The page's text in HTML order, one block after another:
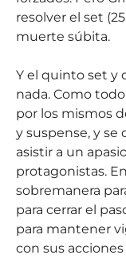
resolver el set
muerte súbita.
Y el quinto set y
nada. Como
por los mismos
y suspense, y
asistir a un
protagonistas.
sobremanera
para cerrar el
para mantener
con sus acciones